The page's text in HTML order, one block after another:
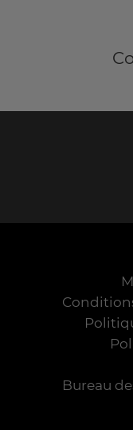
Bureau